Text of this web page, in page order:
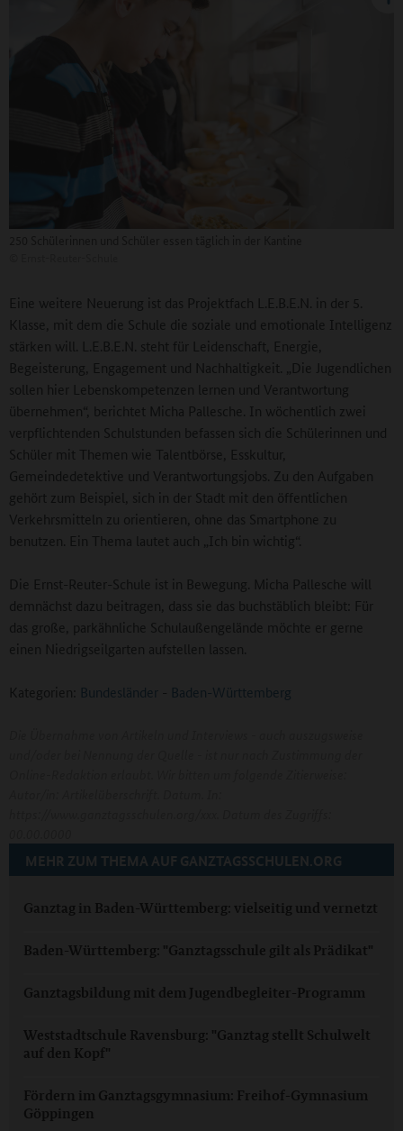
Eine weitere Neuerung ist das Projektfach L.E.B.E.N. in der 5.
Klasse, mit dem die Schule die soziale und emotionale Intelligenz
stärken will. L.E.B.E.N. steht für Leidenschaft, Energie,
Begeisterung, Engagement und Nachhaltigkeit. „Die Jugendlichen
sollen hier Lebenskompetenzen lernen und Verantwortung
übernehmen“, berichtet Micha Pallesche. In wöchentlich zwei
verpflichtenden Schulstunden befassen sich die Schülerinnen und
Schüler mit Themen wie Talentbörse, Esskultur,
Gemeindedetektive und Verantwortungsjobs. Zu den Aufgaben
gehört zum Beispiel, sich in der Stadt mit den öffentlichen
Verkehrsmitteln zu orientieren, ohne das Smartphone zu
benutzen. Ein Thema lautet auch „Ich bin wichtig“.
Die Ernst-Reuter-Schule ist in Bewegung. Micha Pallesche will
demnächst dazu beitragen, dass sie das buchstäblich bleibt: Für
das große, parkähnliche Schulaußengelände möchte er gerne
einen Niedrigseilgarten aufstellen lassen.
Kategorien: Bundesländer - Baden-Württemberg
MEHR ZUM THEMA AUF GANZTAGSSCHULEN.ORG
Ganztag in Baden-Württemberg: vielseitig und vernetzt
Baden-Württemberg: "Ganztagsschule gilt als Prädikat"
Ganztagsbildung mit dem Jugendbegleiter-Programm
Weststadtschule Ravensburg: "Ganztag stellt Schulwelt
auf den Kopf"
Fördern im Ganztagsgymnasium: Freihof-Gymnasium
Göppingen